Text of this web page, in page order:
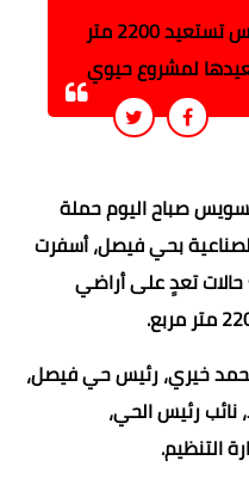
حملة مكبرة في السويس تستعيد 2200 متر
لمشروع حيوي
صباح اليوم حملة
بحي فيصل، أسفرت
حالات تعدٍ على أراضي
خيري، رئيس حي فيصل،
رئيس الحي،
التنظيم.